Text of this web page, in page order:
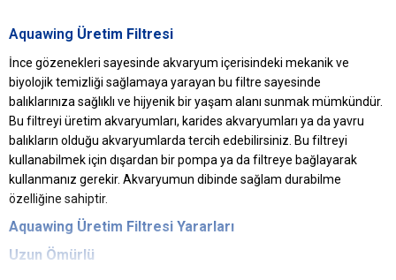
Aquawing Üretim Filtresi
İnce gözenekleri sayesinde akvaryum içerisindeki mekanik ve
biyolojik temizliği sağlamaya yarayan bu filtre sayesinde
balıklarınıza sağlıklı ve hijyenik bir yaşam alanı sunmak mümkündür.
Bu filtreyi üretim akvaryumları, karides akvaryumları ya da yavru
balıkların olduğu akvaryumlarda tercih edebilirsiniz. Bu filtreyi
kullanabilmek için dışardan bir pompa ya da filtreye bağlayarak
kullanmanız gerekir. Akvaryumun dibinde sağlam durabilme
özelliğine sahiptir.
Aquawing Üretim Filtresi Yararları
Uzun Ömürlü